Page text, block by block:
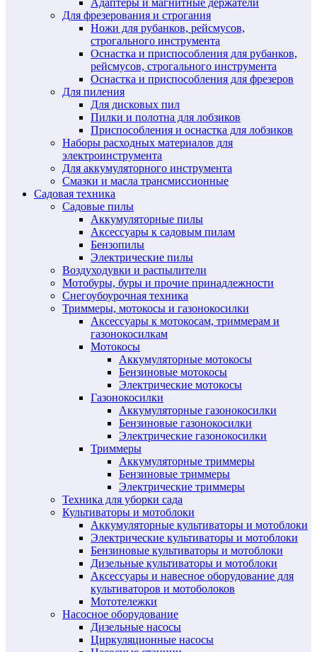
Адаптеры и магнитные держатели
Для фрезерования и строгания
Ножи для рубанков, рейсмусов,
строгального инструмента
Оснастка и приспособления для рубанков,
рейсмусов, строгального инструмента
Оснастка и приспособления для фрезеров
Для пиления
Для дисковых пил
Пилки и полотна для лобзиков
Приспособления и оснастка для лобзиков
Наборы расходных материалов для
электроинструмента
Для аккумуляторного инструмента
Смазки и масла трансмиссионные
Садовая техника
Садовые пилы
Аккумуляторные пилы
Аксессуары к садовым пилам
Бензопилы
Электрические пилы
Воздуходувки и распылители
Мотобуры, буры и прочие принадлежности
Снегоубоурочная техника
Триммеры, мотокосы и газонокосилки
Аксессуары к мотокосам, триммерам и
газонокосилкам
Мотокосы
Аккумуляторные мотокосы
Бензиновые мотокосы
Электрические мотокосы
Газонокосилки
Аккумуляторные газонокосилки
Бензиновые газонокосилки
Электрические газонокосилки
Триммеры
Аккумуляторные триммеры
Бензиновые триммеры
Электрические триммеры
Техника для уборки сада
Культиваторы и мотоблоки
Аккумуляторные культиваторы и мотоблоки
Электрические культиваторы и мотоблоки
Бензиновые культиваторы и мотоблоки
Дизельные культиваторы и мотоблоки
Аксессуары и навесное оборудование для
культиваторов и мотоболоков
Мототележки
Насосное оборудование
Дизельные насосы
Циркуляционные насосы